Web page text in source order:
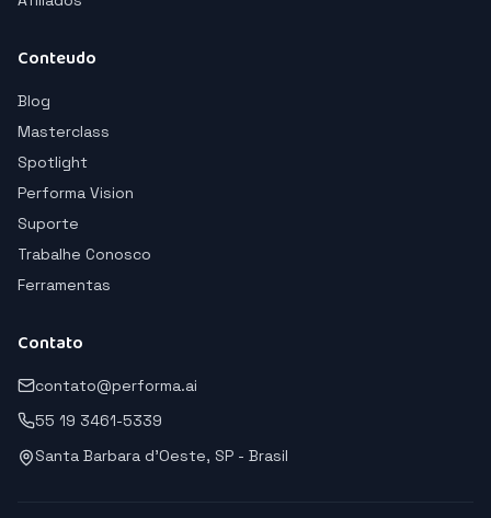
Conteudo
Blog
Masterclass
Spotlight
Performa Vision
Suporte
Trabalhe Conosco
Ferramentas
Contato
contato@performa.ai
55 19 3461-5339
Santa Barbara d'Oeste, SP - Brasil